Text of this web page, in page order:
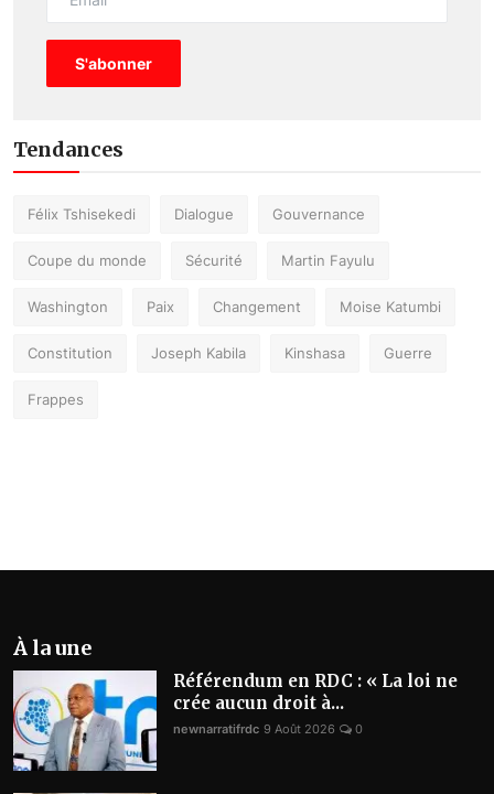
S'abonner
Tendances
Félix Tshisekedi Dialogue Gouvernance
Coupe du monde Sécurité Martin Fayulu
Washington Paix Changement Moise Katumbi
Constitution Joseph Kabila Kinshasa Guerre
Frappes
À la une
Référendum en RDC : « La loi ne
crée aucun droit à...
newnarratifrdc 9 Août 2026 0